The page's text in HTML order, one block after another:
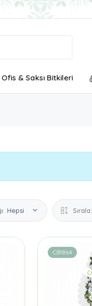
Ofis & Saksı Bitkileri
Hepsi Sırala:
CB1864